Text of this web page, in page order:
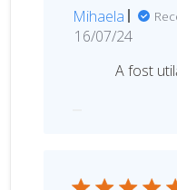
Mihaela
D
l
16/07/24
A fost